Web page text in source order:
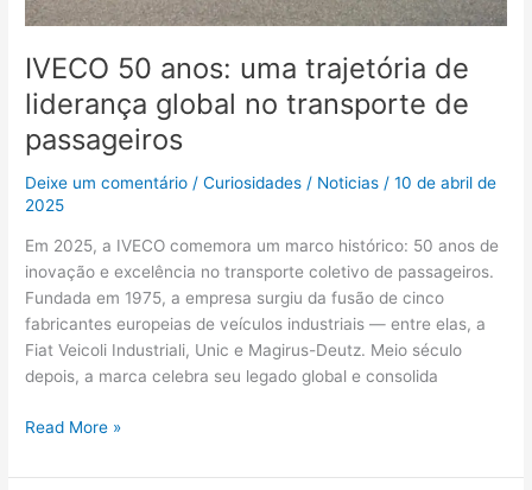
IVECO 50 anos: uma trajetória de
liderança global no transporte de
passageiros
Deixe um comentário /Curiosidades / Noticias /10 de abril de
2025
Em 2025, a IVECO comemora um marco histórico: 50 anos de
inovação e excelência no transporte coletivo de passageiros.
Fundada em 1975, a empresa surgiu da fusão de cinco
fabricantes europeias de veículos industriais — entre elas, a
Fiat Veicoli Industriali, Unic e Magirus-Deutz. Meio século
depois, a marca celebra seu legado global e consolida
Read More »